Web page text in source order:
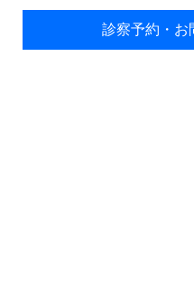
診察予約・お